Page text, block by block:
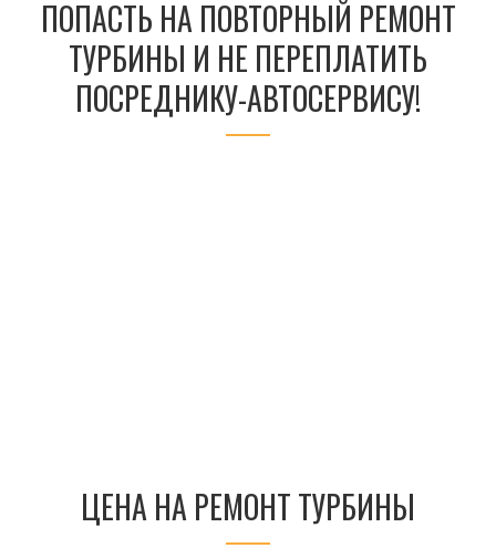
ПОПАСТЬ НА ПОВТОРНЫЙ РЕМОНТ
ТУРБИНЫ И НЕ ПЕРЕПЛАТИТЬ
ПОСРЕДНИКУ-АВТОСЕРВИСУ!
ЦЕНА НА РЕМОНТ ТУРБИНЫ